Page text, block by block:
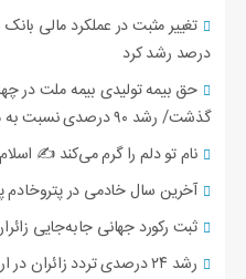
درصد رشد کرد
گذشت/ رشد ۹۰ درصدی نسبت به مدت مشابه سال گذشته
نام تو دلم را گرم می‌کند ✍️
آخرین سال خادمی در پتروخادم
ثبت رکورد جهانی جابه‌جایی
رشد ۲۴ درصدی تردد زائران در اربعین از مرز مهران